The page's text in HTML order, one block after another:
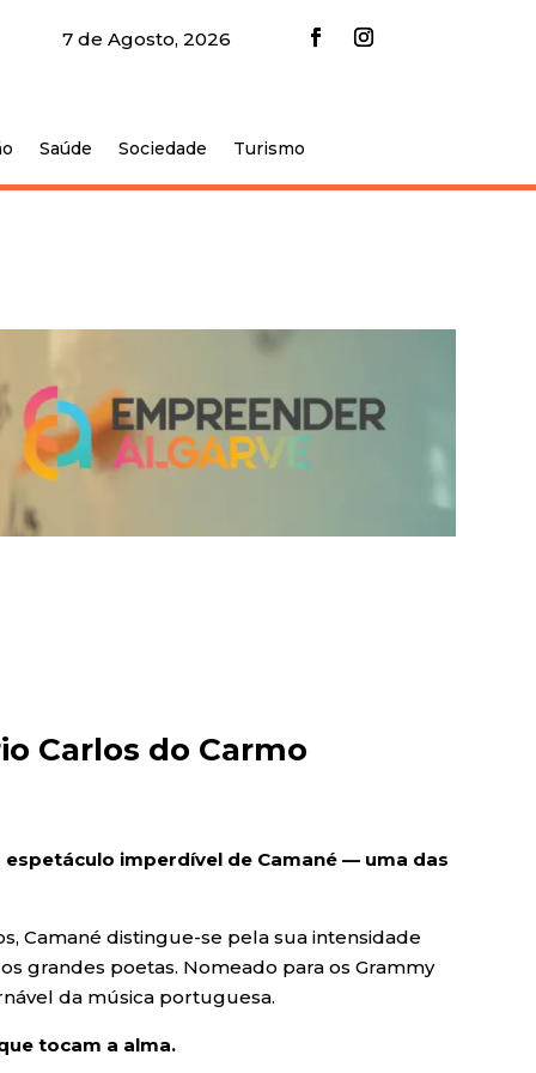
7 de Agosto, 2026
Saúde Sociedade Turismo
Carlos do Carmo
imperdível de Camané — uma das
Camané distingue-se pela sua intensidade
grandes poetas. Nomeado para os Grammy
da música portuguesa.
tocam a alma.